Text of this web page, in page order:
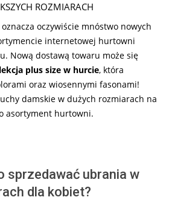
ROZMIARACH
oczywiście mnóstwo nowych
internetowej hurtowni
Nową dostawą towaru może się
plus size w hurcie, która
oraz wiosennymi fasonami!
damskie w dużych rozmiarach na
asortyment hurtowni.
sprzedawać ubrania w
dla kobiet?